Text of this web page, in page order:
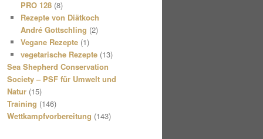
PRO 128(8)
Rezepte von Diätkoch
André Gottschling (2)
Vegane Rezepte(1)
vegetarische Rezepte(13)
Sea Shepherd Conservation
Society – PSF für Umwelt und
Natur (15)
Training (146)
Wettkampfvorbereitung (143)